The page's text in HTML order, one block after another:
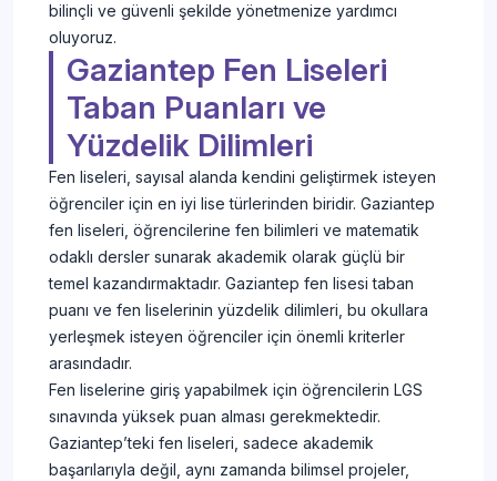
bilinçli ve güvenli şekilde yönetmenize yardımcı
oluyoruz.
Gaziantep Fen Liseleri
Taban Puanları ve
Yüzdelik Dilimleri
Fen liseleri, sayısal alanda kendini geliştirmek isteyen
öğrenciler için en iyi lise türlerinden biridir. Gaziantep
fen liseleri, öğrencilerine fen bilimleri ve matematik
odaklı dersler sunarak akademik olarak güçlü bir
temel kazandırmaktadır. Gaziantep fen lisesi taban
puanı ve fen liselerinin yüzdelik dilimleri, bu okullara
yerleşmek isteyen öğrenciler için önemli kriterler
arasındadır.
Fen liselerine giriş yapabilmek için öğrencilerin LGS
sınavında yüksek puan alması gerekmektedir.
Gaziantep’teki fen liseleri, sadece akademik
başarılarıyla değil, aynı zamanda bilimsel projeler,